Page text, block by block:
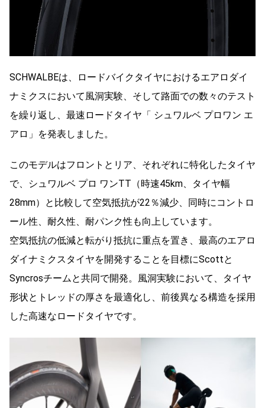
SCHWALBEは、ロードバイクタイヤにおけるエアロダイ
ナミクスにおいて風洞実験、そして路面での数々のテスト
を繰り返し、最速ロードタイヤ「 シュワルベ プロワン エ
アロ」を発表しました。
このモデルはフロントとリア、それぞれに特化したタイヤ
で、シュワルベ プロ ワンTT（時速45km、タイヤ幅
28mm）と比較して空気抵抗が22％減少、同時にコントロ
ール性、耐久性、耐パンク性も向上しています。
空気抵抗の低減と転がり抵抗に重点を置き、最高のエアロ
ダイナミクスタイヤを開発することを目標にScottと
Syncrosチームと共同で開発。風洞実験において、タイヤ
形状とトレッドの厚さを最適化し、前後異なる構造を採用
した高速なロードタイヤです。